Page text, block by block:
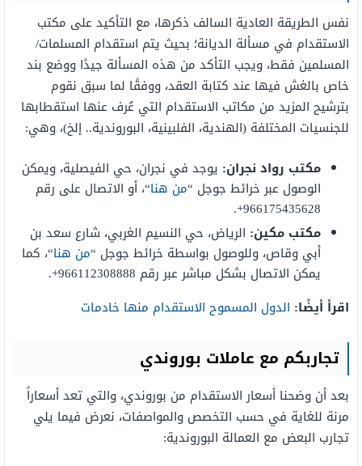
نفس الطريقة العادية السالف ذكرها، مع التأكيد على مكتب
الاستقدام في مسألة الديانة؛ بحيث يتم استقدام المسلمات/
المسلمين فقط، ويجب التأكد من هذه المسألة جيدًا ووضع بند
خاص بالغش فيها عند كتابة العقد، ووفقًا لما سبق نقوم
بترشيح المزيد من مكاتب الاستقدام التي عُرف عنها استقطابها
للجنسيات المختلفة (الهندية، الفلبينية، البوروندية.. إلخ)، وهي:
مكتب رواد نجران: يوجد في نجران، حي الفيصلية، ويمكن
الوصول عبر خرائط جوجل “من هنا“، أو الاتصال على رقم
966175435628+.
مكتب مكين: الرياض، حي النسيم الغربي، شارع سعد بن
أبي وقاص، وللوصول بواسطة خرائط جوجل “من هنا“، كما
يمكن الاتصال بشكل مباشر عبر رقم 966112308888+.
اقرأ أيضًا: الدول المسموح الاستقدام منها خادمات
تجاربكم مع عاملات بوروندي
بعد أن وضحنا أسعار الاستقدام من بوروندي، والتي تعد أسعاراً
مرنة للغاية في حسب التخصص والمواصفات، نعرض فيما يلي
تجارب البعض مع العمالة البوروندية: